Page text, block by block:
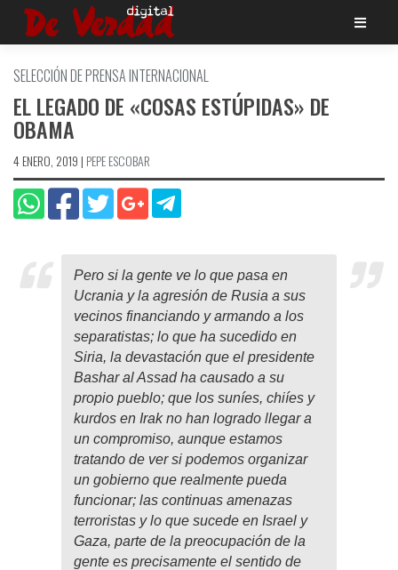
Saltar
SELECCIÓN DE PRENSA INTERNACIONAL
EL LEGADO DE «COSAS ESTÚPIDAS» DE
OBAMA
4 ENERO, 2019 | PEPE ESCOBAR
Pero si la gente ve lo que pasa en
Ucrania y la agresión de Rusia a sus
vecinos financiando y armando a los
separatistas; lo que ha sucedido en
Siria, la devastación que el presidente
Bashar al Assad ha causado a su
propio pueblo; que los suníes, chiíes y
kurdos en Irak no han logrado llegar a
un compromiso, aunque estamos
tratando de ver si podemos organizar
un gobierno que realmente pueda
funcionar; las continuas amenazas
terroristas y lo que sucede en Israel y
Gaza, parte de la preocupación de la
gente es precisamente el sentido de